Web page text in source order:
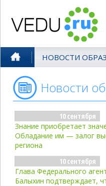
НОВОСТИ
Новости
10 сентября
Знание приобретает
Обладание им — залог
региона
10 сентября
Глава Федерального
Балыхин подтверждает,